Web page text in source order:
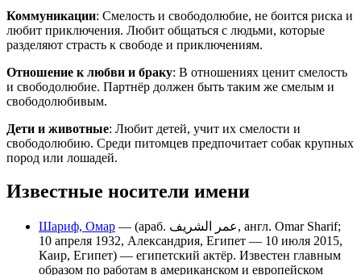
Коммуникации: Смелость и свободолюбие, не боится риска и
любит приключения. Любит общаться с людьми, которые
разделяют страсть к свободе и приключениям.
Отношение к любви и браку: В отношениях ценит смелость
и свободолюбие. Партнёр должен быть таким же смелым и
свободолюбивым.
Дети и животные: Любит детей, учит их смелости и
свободолюбию. Среди питомцев предпочитает собак крупных
пород или лошадей.
Известные носители имени
Шариф, Омар — (араб. عمر الشريف‎, англ. Omar Sharif;
10 апреля 1932, Александрия, Египет — 10 июля 2015,
Каир, Египет) — египетский актёр. Известен главным
образом по работам в американском и европейском